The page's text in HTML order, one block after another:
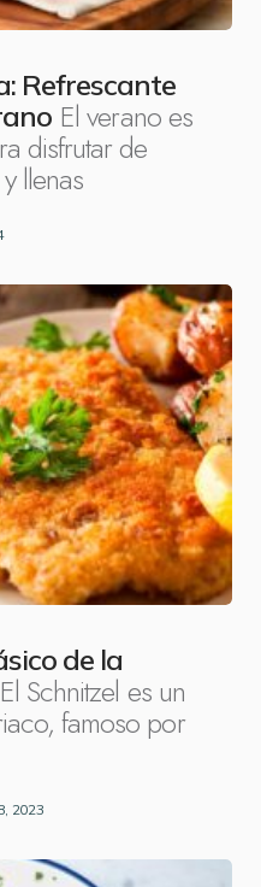
Refrescante
El verano es
disfrutar de
llenas
de la
El Schnitzel es un
famoso por
2023